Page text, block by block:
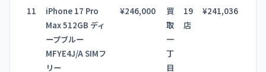
11
iPhone 17 Pro
Max 512GB ディ
ープブルー
MFYE4J/A SIMフ
リー
¥246,000
買
取
一
丁
目
19
店
¥241,036